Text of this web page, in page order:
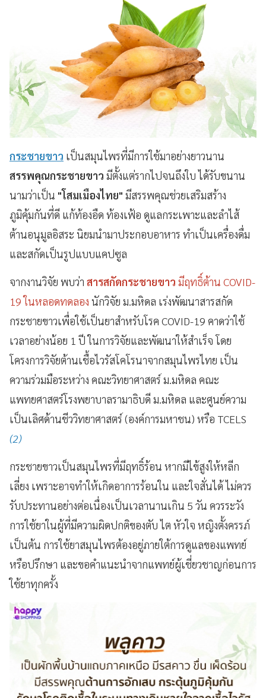
กระชายขาว เป็นสมุนไพรที่มีการใช้มาอย่างยาวนาน
สรรพคุณกระชายขาว มีตั้งแต่รากไปจนถึงใบ ได้รับขนาน
นามว่าเป็น "โสมเมืองไทย" มีสรรพคุณช่วยเสริมสร้าง
ภูมิคุ้มกันที่ดี แก้ท้องอืด ท้องเฟ้อ ดูแลกระเพาะและลำไส้
ต้านอนุมูลอิสระ นิยมนำมาประกอบอาหาร ทำเป็นเครื่องดื่ม
และสกัดเป็นรูปแบบแคปซูล
จากงานวิจัย พบว่า สารสกัดกระชายขาว มีฤทธิ์ต้าน COVID-
19 ในหลอดทดลอง นักวิจัย ม.มหิดล เร่งพัฒนาสารสกัด
กระชายขาวเพื่อใช้เป็นยาสำหรับโรค COVID-19 คาดว่าใช้
เวลาอย่างน้อย 1 ปี ในการวิจัยและพัฒนาให้สำเร็จ โดย
โครงการวิจัยต้านเชื้อไวรัสโคโรนาจากสมุนไพรไทย เป็น
ความร่วมมือระหว่าง คณะวิทยาศาสตร์ ม.มหิดล คณะ
แพทยศาสตร์โรงพยาบาลรามาธิบดี ม.มหิดล และศูนย์ความ
เป็นเลิศด้านชีววิทยาศาสตร์ (องค์การมหาชน) หรือ TCELS
(2)
กระชายขาวเป็นสมุนไพรที่มีฤทธิ์ร้อน หากมีไข้สูงให้หลีก
เลี่ยง เพราะอาจทำให้เกิดอาการร้อนใน และใจสั่นได้ ไม่ควร
รับประทานอย่างต่อเนื่องเป็นเวลานานเกิน 5 วัน ควรระวัง
การใช้ยาในผู้ที่มีความผิดปกติของตับ ไต หัวใจ หญิงตั้งครรภ์
เป็นต้น การใช้ยาสมุนไพรต้องอยู่ภายใต้การดูแลของแพทย์
หรือปรึกษา และขอคำแนะนำจากแพทย์ผู้เชี่ยวชาญก่อนการ
ใช้ยาทุกครั้ง